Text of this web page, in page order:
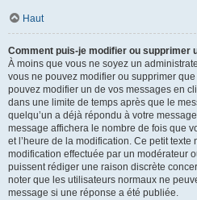
Haut
Comment puis-je modifier ou supprimer
À moins que vous ne soyez un
vous ne pouvez modifier ou supprimer
pouvez modifier un de vos messages en
dans une limite de temps après que le
quelqu’un a déjà répondu à votre
message affichera le nombre de fois que
et l’heure de la modification. Ce petit texte
modification effectuée par un modérateur
puissent rédiger une raison discrète
noter que les utilisateurs normaux ne
message si une réponse a été publiée.